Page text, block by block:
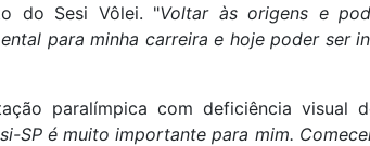
do Sesi Vôlei. "Voltar às origens e
para minha carreira e hoje poder ser
paralímpica com deficiência visual
SP é muito importante para mim.